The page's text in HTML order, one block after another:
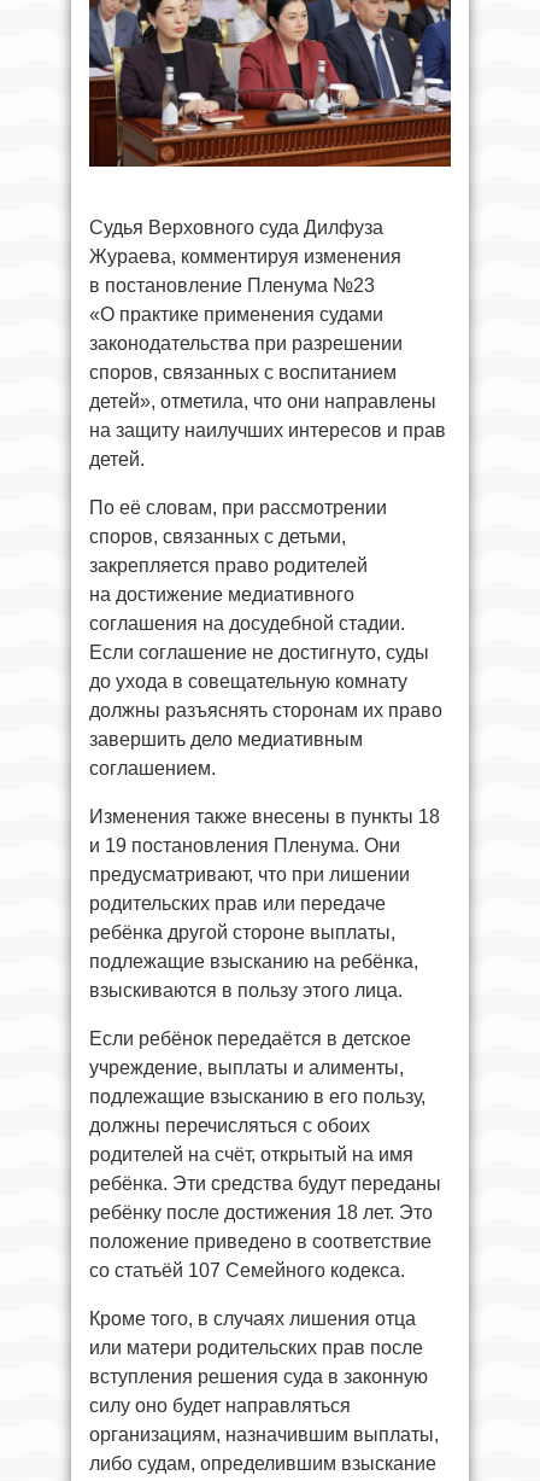
Судья Верховного суда Дилфуза
Жураева, комментируя изменения
в постановление Пленума №23
«О практике применения судами
законодательства при разрешении
споров, связанных с воспитанием
детей», отметила, что они направлены
на защиту наилучших интересов и прав
детей.
По её словам, при рассмотрении
споров, связанных с детьми,
закрепляется право родителей
на достижение медиативного
соглашения на досудебной стадии.
Если соглашение не достигнуто, суды
до ухода в совещательную комнату
должны разъяснять сторонам их право
завершить дело медиативным
соглашением.
Изменения также внесены в пункты 18
и 19 постановления Пленума. Они
предусматривают, что при лишении
родительских прав или передаче
ребёнка другой стороне выплаты,
подлежащие взысканию на ребёнка,
взыскиваются в пользу этого лица.
Если ребёнок передаётся в детское
учреждение, выплаты и алименты,
подлежащие взысканию в его пользу,
должны перечисляться с обоих
родителей на счёт, открытый на имя
ребёнка. Эти средства будут переданы
ребёнку после достижения 18 лет. Это
положение приведено в соответствие
со статьёй 107 Семейного кодекса.
Кроме того, в случаях лишения отца
или матери родительских прав после
вступления решения суда в законную
силу оно будет направляться
организациям, назначившим выплаты,
либо судам, определившим взыскание